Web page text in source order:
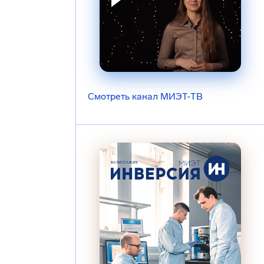
Смотреть канал МИЭТ-ТВ